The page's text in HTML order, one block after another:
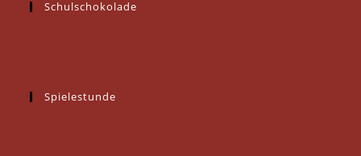
Schulschokolade
Spielestunde